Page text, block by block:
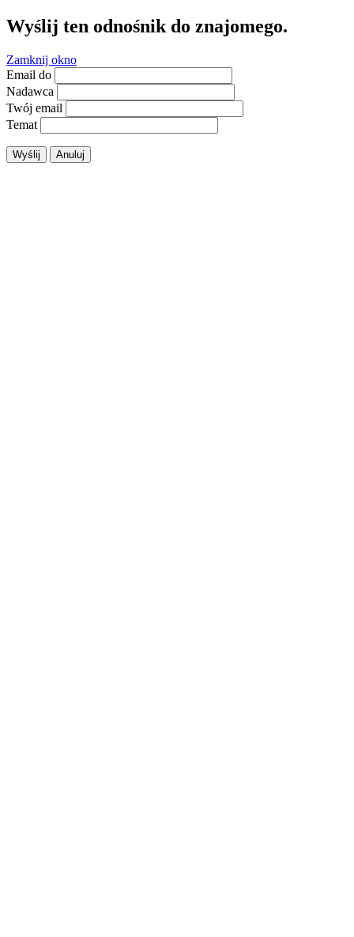
Wyślij ten odnośnik do znajomego.
Zamknij okno
Email do
Nadawca
Twój email
Temat
Wyślij Anuluj